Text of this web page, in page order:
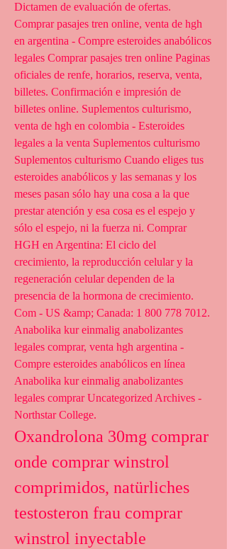
Dictamen de evaluación de ofertas.
Comprar pasajes tren online, venta de hgh
en argentina - Compre esteroides anabólicos
legales Comprar pasajes tren online Paginas
oficiales de renfe, horarios, reserva, venta,
billetes. Confirmación e impresión de
billetes online. Suplementos culturismo,
venta de hgh en colombia - Esteroides
legales a la venta Suplementos culturismo
Suplementos culturismo Cuando eliges tus
esteroides anabólicos y las semanas y los
meses pasan sólo hay una cosa a la que
prestar atención y esa cosa es el espejo y
sólo el espejo, ni la fuerza ni. Comprar
HGH en Argentina: El ciclo del
crecimiento, la reproducción celular y la
regeneración celular dependen de la
presencia de la hormona de crecimiento.
Com - US &amp; Canada: 1 800 778 7012.
Anabolika kur einmalig anabolizantes
legales comprar, venta hgh argentina -
Compre esteroides anabólicos en línea
Anabolika kur einmalig anabolizantes
legales comprar Uncategorized Archives -
Northstar College.
Oxandrolona 30mg comprar
onde comprar winstrol
comprimidos, natürliches
testosteron frau comprar
winstrol inyectable